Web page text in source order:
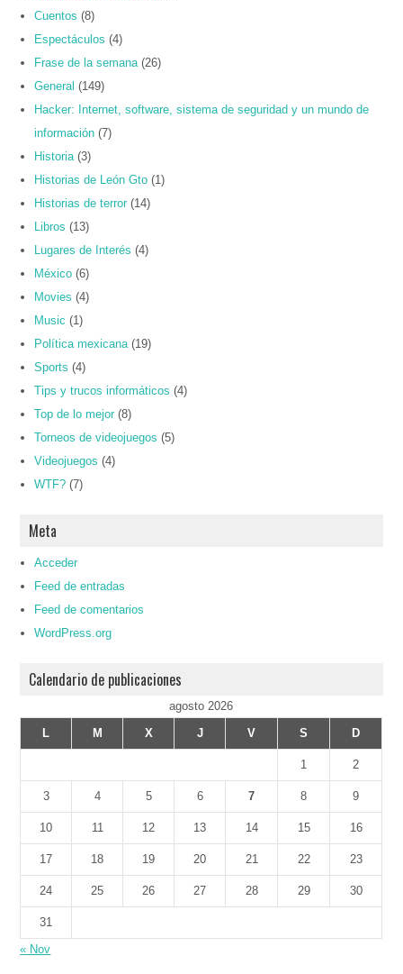
Cuentos (8)
Espectáculos (4)
Frase de la semana (26)
General (149)
Hacker: Internet, software, sistema de seguridad y un mundo de
información (7)
Historia (3)
Historias de León Gto (1)
Historias de terror (14)
Libros (13)
Lugares de Interés (4)
México (6)
Movies (4)
Music (1)
Política mexicana (19)
Sports (4)
Tips y trucos informáticos (4)
Top de lo mejor (8)
Torneos de videojuegos (5)
Videojuegos (4)
WTF? (7)
Meta
Acceder
Feed de entradas
Feed de comentarios
WordPress.org
Calendario de publicaciones
agosto 2026
L
M X J V S D
1 2
3 4 5 6 7 8 9
10 11 12 13 14 15 16
17 18 19 20 21 22 23
24 25 26 27 28 29 30
31
« Nov